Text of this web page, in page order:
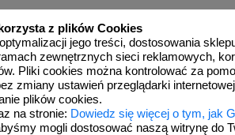
z plików Cookies
jego treści, dostosowania
zewnętrznych sieci reklamowych,
Pliki cookies można kontrolować za
zmiany ustawień przeglądarki
plików cookies.
na stronie: Dowiedz się więcej o tym, jak
mogli dostosować naszą witrynę do